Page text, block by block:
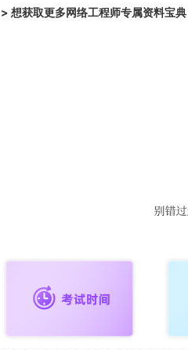
> 想获取更多网络工程师专属资料宝典